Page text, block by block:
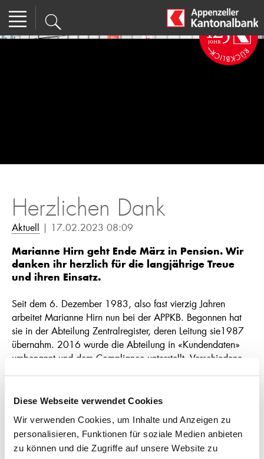
Diese Webseite verwendet Cookies
Wir verwenden Cookies, um Inhalte und Anzeigen zu
personalisieren, Funktionen für soziale Medien anbieten
zu können und die Zugriffe auf unsere Website zu
Herzlichen Dank
Aktuell | 17.02.2023 08:09
Marianne Hirn geht Ende März in Pension. Wir
danken ihr herzlich für die langjährige Treue
und ihren Einsatz.
Seit dem 6. Dezember 1983, also fast vierzig Jahren
arbeitet Marianne Hirn nun bei der APPKB. Begonnen hat
sie in der Abteilung Zentralregister, deren Leitung sie1987
übernahm. 2016 wurde die Abteilung in «Kundendaten»
umbenannt und dem Compliance unterstellt. Verschiedene
der Kundendaten. Diese Aufgaben hat Marianne Hirn in
ihrer zuverlässigen und pflichtbewussten Arbeitsweise
verfügt die APPKB über sehr gut nachgeführte Kundendaten.